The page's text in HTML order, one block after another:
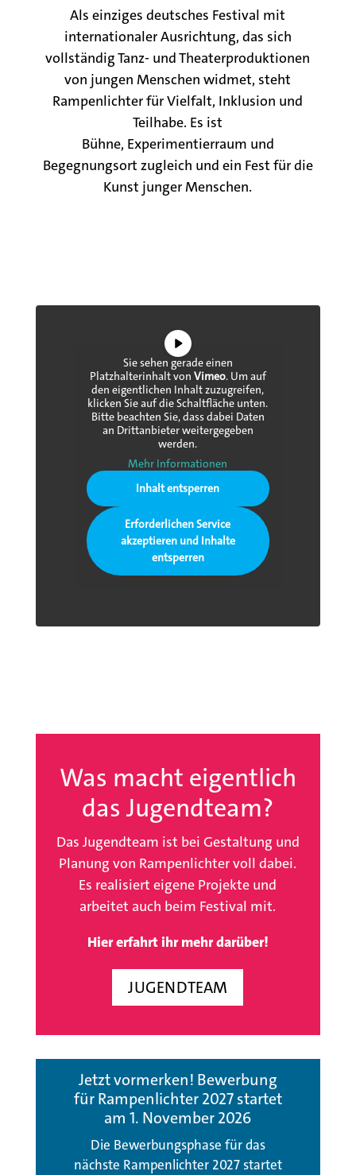
Als einziges deutsches Festival mit
internationaler Ausrichtung, das sich
vollständig Tanz- und Theaterproduktionen
von jungen Menschen widmet, steht
Rampenlichter für Vielfalt, Inklusion und
Teilhabe. Es ist
Bühne, Experimentierraum und
Begegnungsort zugleich und ein Fest für die
Kunst junger Menschen.
Sie sehen gerade einen
Platzhalterinhalt von Vimeo. Um auf
den eigentlichen Inhalt zuzugreifen,
klicken Sie auf die Schaltfläche unten.
Bitte beachten Sie, dass dabei Daten
an Drittanbieter weitergegeben
werden.
Mehr Informationen
Inhalt entsperren
Erforderlichen Service
akzeptieren und Inhalte
entsperren
Was macht eigentlich
das Jugendteam?
Das Jugendteam ist bei Gestaltung und
Planung von Rampenlichter voll dabei.
Es realisiert eigene Projekte und
arbeitet auch beim Festival mit.
Hier erfahrt ihr mehr darüber!
JUGENDTEAM
Jetzt vormerken! Bewerbung
für Rampenlichter 2027 startet
am 1. November 2026
Die Bewerbungsphase für das
nächste Rampenlichter 2027 startet